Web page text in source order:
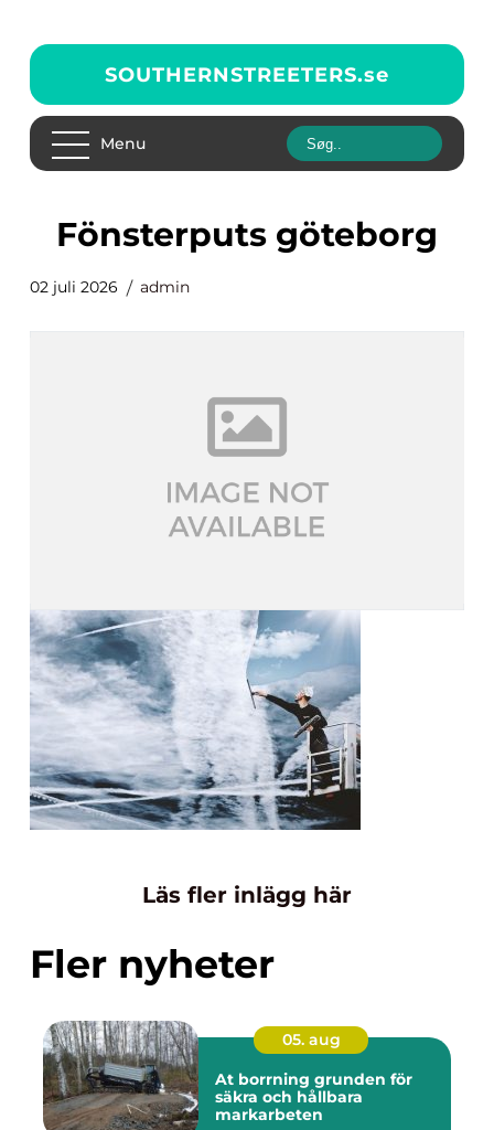
SOUTHERNSTREETERS.se
Menu
fönsterputs göteborg
02 juli 2026 admin
Läs fler inlägg här
Fler nyheter
05. aug
At borrning grunden för
säkra och hållbara
markarbeten